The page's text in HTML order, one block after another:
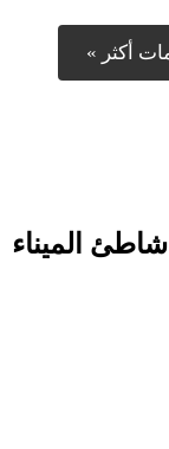
أكثر »
الميناء